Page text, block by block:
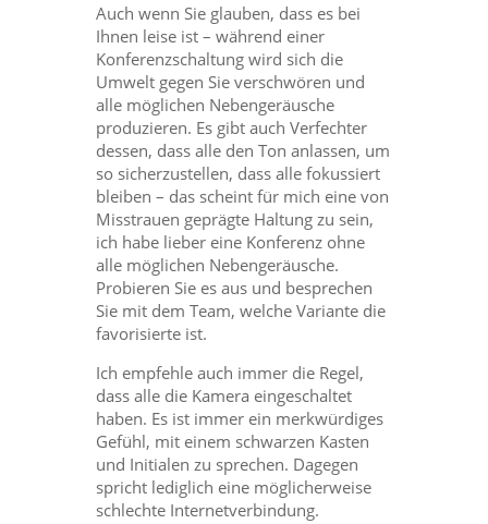
Auch wenn Sie glauben, dass es bei
Ihnen leise ist – während einer
Konferenzschaltung wird sich die
Umwelt gegen Sie verschwören und
alle möglichen Nebengeräusche
produzieren. Es gibt auch Verfechter
dessen, dass alle den Ton anlassen, um
so sicherzustellen, dass alle fokussiert
bleiben – das scheint für mich eine von
Misstrauen geprägte Haltung zu sein,
ich habe lieber eine Konferenz ohne
alle möglichen Nebengeräusche.
Probieren Sie es aus und besprechen
Sie mit dem Team, welche Variante die
favorisierte ist.
Ich empfehle auch immer die Regel,
dass alle die Kamera eingeschaltet
haben. Es ist immer ein merkwürdiges
Gefühl, mit einem schwarzen Kasten
und Initialen zu sprechen. Dagegen
spricht lediglich eine möglicherweise
schlechte Internetverbindung.